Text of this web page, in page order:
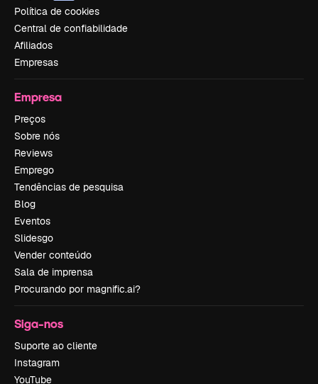
Política de cookies
Central de confiabilidade
Afiliados
Empresas
Empresa
Preços
Sobre nós
Reviews
Emprego
Tendências de pesquisa
Blog
Eventos
Slidesgo
Vender conteúdo
Sala de imprensa
Procurando por magnific.ai?
Siga-nos
Suporte ao cliente
Instagram
YouTube